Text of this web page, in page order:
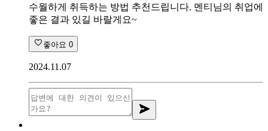
수월하게 취득하는 방법 추천드립니다. 멘티님의 취업에
좋은 결과 있길 바랄게요~
좋아요 0
2024.11.07